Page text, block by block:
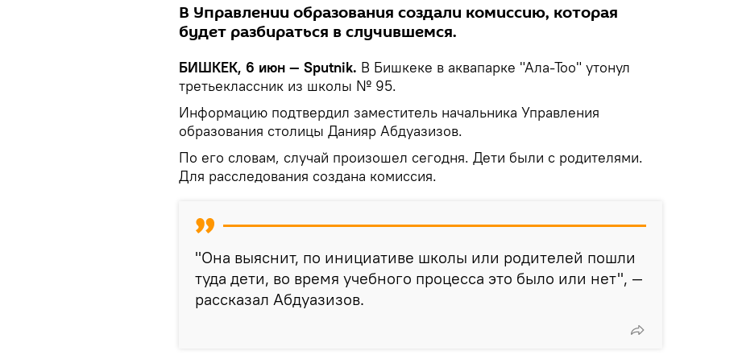
В Управлении образования создали комиссию, которая
будет разбираться в случившемся.
БИШКЕК, 6 июн — Sputnik. В Бишкеке в аквапарке "Ала-Тоо" утонул
третьеклассник из школы № 95.
Информацию подтвердил заместитель начальника Управления
образования столицы Данияр Абдуазизов.
По его словам, случай произошел сегодня. Дети были с родителями.
Для расследования создана комиссия.
"Она выяснит, по инициативе школы или родителей пошли
туда дети, во время учебного процесса это было или нет", —
рассказал Абдуазизов.